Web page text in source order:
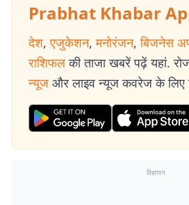
Prabhat Khabar
देश, एजुकेशन, मनोरंजन, बिजनेस
राशिफल की ताजा खबरें पढ़ें यहां.
न्यूज और लाइव न्यूज कवरेज के लिए
विज्ञापन